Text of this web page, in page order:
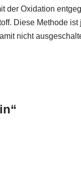
der Oxidation
Diese Methode
nicht